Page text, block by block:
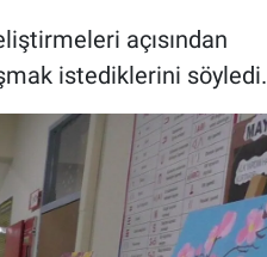
açısından
istediklerini söyledi.